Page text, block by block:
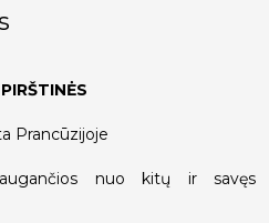
Prancūzijoje
nuo kitų ir savęs